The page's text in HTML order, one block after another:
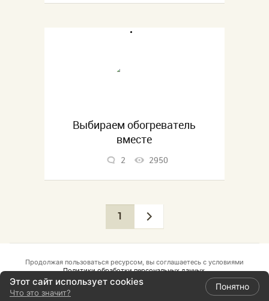
Выбираем обогреватель
вместе
2 2950
1
Продолжая пользоваться ресурсом, вы соглашаетесь с условиями
Политики обработки персональных данных.
Публичный договор
Этот сайт использует cookies
Что это значит?
Понятно